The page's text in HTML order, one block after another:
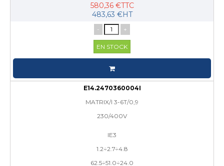
580,36 €TTC
483,63 €HT
- +
EN STOCK
E14.2470360004I
MATRIX/I 3-6T/0,9
230/400V
IE3
1.2÷2.7÷4.8
62.5÷51.0÷24.0